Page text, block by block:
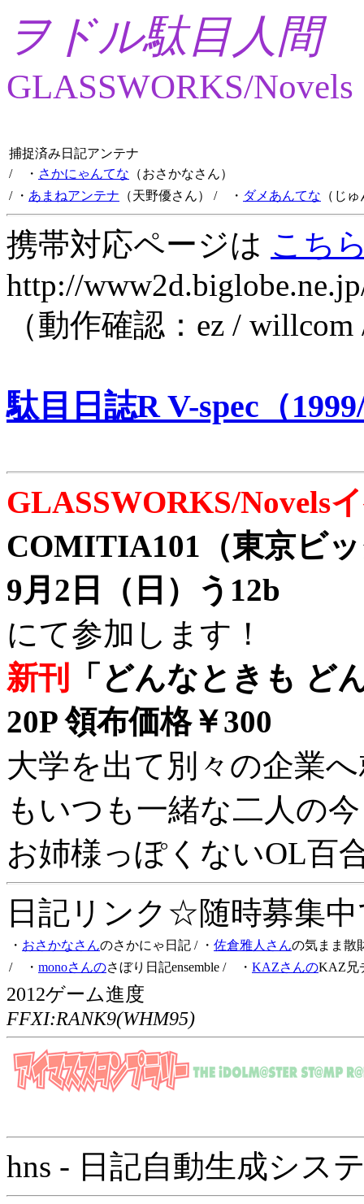
ヲドル駄目人間
GLASSWORKS/Novels
捕捉済み日記アンテナ
/ ・ さかにゃんてな （おさかなさん）
/ ・ あまねアンテナ （天野優さん） / ・ ダメあんてな （じ
携帯対応ページは こち
http://
（動作確認：ez /
駄目日誌R V-spec（
GLASSWORKS/Novels
COMITIA101（東京ビ
9月2日（日）う12b
にて参加します！
新刊
「どんなときも ど
20P 領布価格￥300
大学を出て別々の企業
もいつも一緒な二人の
お姉様っぽくないOL百
日記リンク☆随時募集
・ おさかなさんのさかにゃ日記 / ・ 佐倉雅人さんの気まま散
/ ・ monoさんのさぼり日記ensemble / ・ KAZさんのKAZ兄
2012ゲーム進度
FFXI:RANK9(WHM95)
hns - 日記自動生成シス